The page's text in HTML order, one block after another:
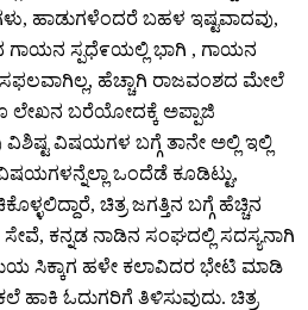
ಹಾಡುಗಳೆಂದರೆ ಬಹಳ ಇಷ್ಟವಾದವು,
ಗಾಯನ ಸ್ಪಧೆ೯ಯಲ್ಲಿ ಭಾಗಿ , ಗಾಯನ
ಸಫಲವಾಗಿಲ್ಲ, ಹೆಚ್ಚಾಗಿ ರಾಜವಂಶದ ಮೇಲೆ
ಲೇಖನ ಬರೆಯೋದಕ್ಕೆ ಅಪ್ಪಾಜಿ
ವಿಷಯಗಳ ಬಗ್ಗೆ ತಾನೇ ಅಲ್ಲಿ ಇಲ್ಲಿ
ಒಂದೆಡೆ ಕೂಡಿಟ್ಟು,
ಚಿತ್ರ ಜಗತ್ತಿನ ಬಗ್ಗೆ ಹೆಚ್ಚಿನ
ಕನ್ನಡ ನಾಡಿನ ಸಂಘದಲ್ಲಿ ಸದಸ್ಯನಾಗಿ
ಸಿಕ್ಕಾಗ ಹಳೇ ಕಲಾವಿದರ ಭೇಟಿ ಮಾಡಿ
ಹಾಕಿ ಓದುಗರಿಗೆ ತಿಳಿಸುವುದು. ಚಿತ್ರ